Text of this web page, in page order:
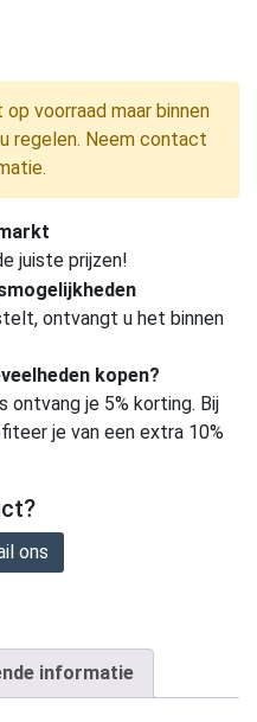
voorraad maar binnen
regelen. Neem contact
juiste prijzen!
ontvangt u het binnen
kopen?
ontvang je 5% korting. Bij
je van een extra 10%
ons
informatie